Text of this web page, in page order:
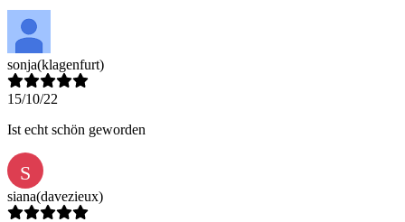
sonja(klagenfurt)
15/10/22
Ist echt schön geworden
S
siana(davezieux)